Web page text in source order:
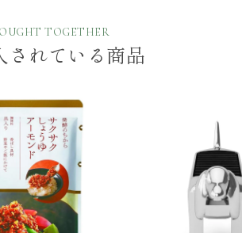
TOGETHER
されている商品